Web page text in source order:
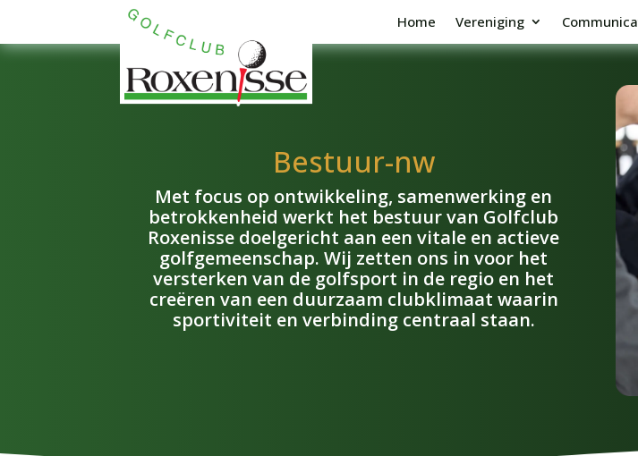
Home Vereniging
Bestuur-nw
Met focus op ontwikkeling, samenwerking en
betrokkenheid werkt het bestuur van Golfclub
Roxenisse doelgericht aan een vitale en actieve
golfgemeenschap. Wij zetten ons in voor het
versterken van de golfsport in de regio en het
creëren van een duurzaam clubklimaat waarin
sportiviteit en verbinding centraal staan.